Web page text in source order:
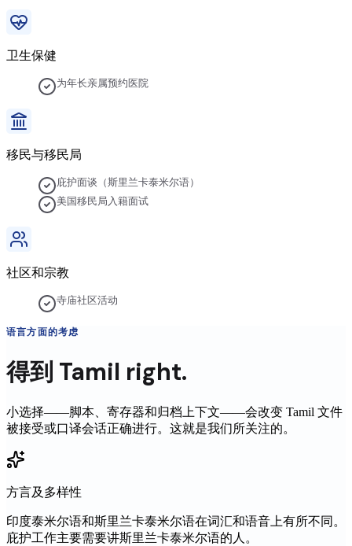
卫生保健
为年长亲属预约医院
移民与移民局
庇护面谈（斯里兰卡泰米尔语）
美国移民局入籍面试
社区和宗教
寺庙社区活动
语言方面的考虑
得到 Tamil right.
小选择——脚本、寄存器和归档上下文——会改变 Tamil 文件
被接受或口译会话正确进行。这就是我们所关注的。
方言及多样性
印度泰米尔语和斯里兰卡泰米尔语在词汇和语音上有所不同。
庇护工作主要需要讲斯里兰卡泰米尔语的人。